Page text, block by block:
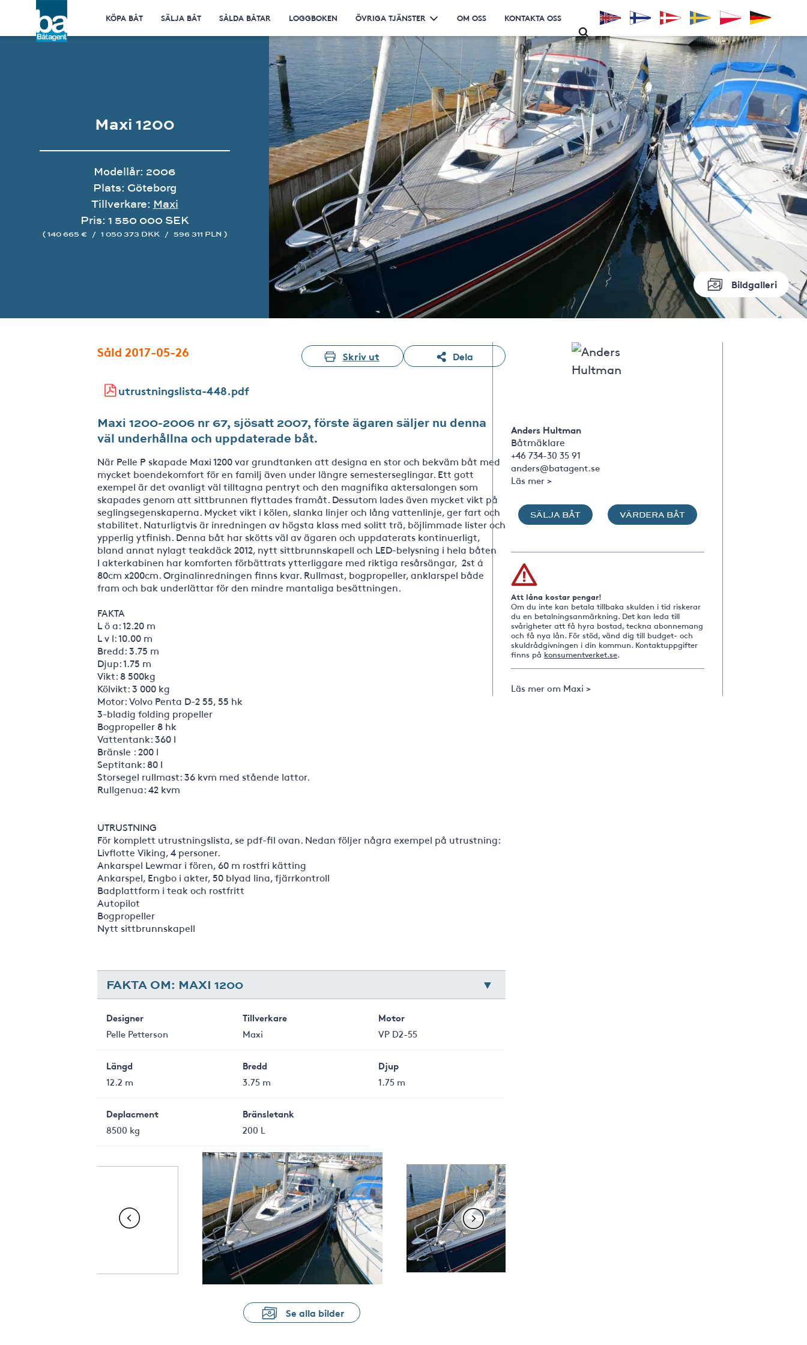
KÖPA BÅT SÄLJA BÅT SÅLDA BÅTAR LOGGBOKEN ÖVRIGA TJÄNSTER OM OSS KONTAKTA OSS
Bildgalleri
Maxi 1200
Modellår: 2006
Plats: Göteborg
Tillverkare: Maxi
Pris: 1 550 000 SEK
( 140 665 € / 1 050 373 DKK / 596 311 PLN )
Såld 2017-05-26 Skriv ut Dela
utrustningslista-448.pdf
Maxi 1200-2006 nr 67, sjösatt 2007, förste ägaren säljer nu denna
väl underhållna och uppdaterade båt.
När Pelle P skapade Maxi 1200 var grundtanken att designa en stor och bekväm båt med
mycket boendekomfort för en familj även under längre semesterseglingar. Ett gott
exempel är det ovanligt väl tilltagna pentryt och den magnifika aktersalongen som
skapades genom att sittbrunnen flyttades framåt. Dessutom lades även mycket vikt på
seglingsegenskaperna. Mycket vikt i kölen, slanka linjer och lång vattenlinje, ger fart och
stabilitet. Naturligtvis är inredningen av högsta klass med solitt trä, böjlimmade lister och
ypperlig ytfinish. Denna båt har skötts väl av ägaren och uppdaterats kontinuerligt,
bland annat nylagt teakdäck 2012, nytt sittbrunnskapell och LED-belysning i hela båten.
I akterkabinen har komforten förbättrats ytterliggare med riktiga resårsängar, 2st á
80cm x200cm. Orginalinredningen finns kvar. Rullmast, bogpropeller, anklarspel både
fram och bak underlättar för den mindre mantaliga besättningen.
FAKTA
L ö a: 12.20 m
L v l: 10.00 m
Bredd: 3.75 m
Djup: 1.75 m
Vikt: 8 500kg
Kölvikt: 3 000 kg
Motor: Volvo Penta D-2 55, 55 hk
3-bladig folding propeller
Bogpropeller 8 hk
Vattentank: 360 l
Bränsle : 200 l
Septitank: 80 l
Storsegel rullmast: 36 kvm med stående lattor.
Rullgenua: 42 kvm
UTRUSTNING
För komplett utrustningslista, se pdf-fil ovan. Nedan följer några exempel på utrustning:
Livflotte Viking, 4 personer.
Ankarspel Lewmar i fören, 60 m rostfri kätting
Ankarspel, Engbo i akter, 50 blyad lina, fjärrkontroll
Badplattform i teak och rostfritt
Autopilot
Bogpropeller
Nytt sittbrunnskapell
FAKTA OM: MAXI 1200
Designer
Pelle Petterson
Tillverkare
Maxi
Motor
VP D2-55
Längd
12.2 m
Bredd
3.75 m
Djup
1.75 m
Deplacment
8500 kg
Bränsletank
200 L
Se alla bilder
Anders Hultman
Båtmäklare
+46 734-30 35 91
anders@batagent.se
Läs mer >
SÄLJA BÅT VÄRDERA BÅT
Att låna kostar pengar!
Om du inte kan betala tillbaka skulden i tid riskerar
du en betalningsanmärkning. Det kan leda till
svårigheter att få hyra bostad, teckna abonnemang
och få nya lån. För stöd, vänd dig till budget- och
skuldrådgivningen i din kommun. Kontaktuppgifter
finns på konsumentverket.se.
Läs mer om Maxi >